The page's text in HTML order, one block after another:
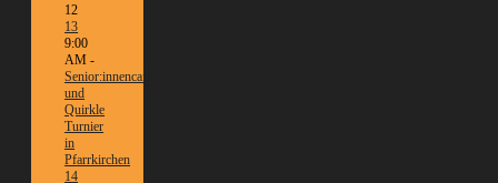
12
13
9:00
AM -
Senior:innencafé
und
Quirkle
Turnier
in
Pfarrkirchen
14